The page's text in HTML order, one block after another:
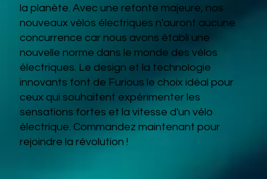
la planète. Avec une refonte majeure, nos
nouveaux vélos électriques n'auront aucune
concurrence car nous avons établi une
nouvelle norme dans le monde des vélos
électriques. Le design et la technologie
innovants font de Furious le choix idéal pour
ceux qui souhaitent expérimenter les
sensations fortes et la vitesse d'un vélo
électrique. Commandez maintenant pour
rejoindre la révolution !